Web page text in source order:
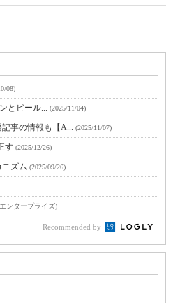
08)
とビール... (2025/11/04)
事の情報も【A... (2025/11/07)
す (2025/12/26)
ズム (2025/09/26)
ンタープライズ)
Recommended by